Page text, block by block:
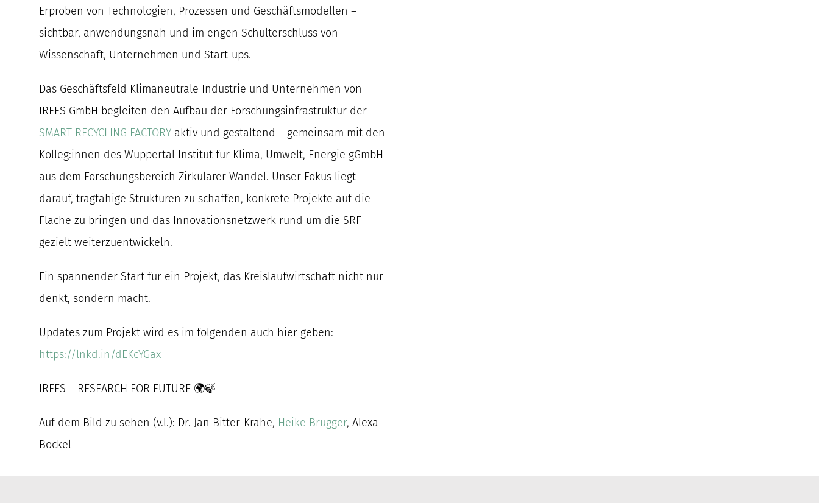
Erproben von Technologien, Prozessen und Geschäftsmodellen –
sichtbar, anwendungsnah und im engen Schulterschluss von
Wissenschaft, Unternehmen und Start-ups.
Das Geschäftsfeld Klimaneutrale Industrie und Unternehmen von
IREES GmbH begleiten den Aufbau der Forschungsinfrastruktur der
SMART RECYCLING FACTORY aktiv und gestaltend – gemeinsam mit den
Kolleg:innen des Wuppertal Institut für Klima, Umwelt, Energie gGmbH
aus dem Forschungsbereich Zirkulärer Wandel. Unser Fokus liegt
darauf, tragfähige Strukturen zu schaffen, konkrete Projekte auf die
Fläche zu bringen und das Innovationsnetzwerk rund um die SRF
gezielt weiterzuentwickeln.
Ein spannender Start für ein Projekt, das Kreislaufwirtschaft nicht nur
denkt, sondern macht.
Updates zum Projekt wird es im folgenden auch hier geben:
https://lnkd.in/dEKcYGax
IREES – RESEARCH FOR FUTURE 🌍🍃
Auf dem Bild zu sehen (v.l.): Dr. Jan Bitter-Krahe, Heike Brugger, Alexa
Böckel